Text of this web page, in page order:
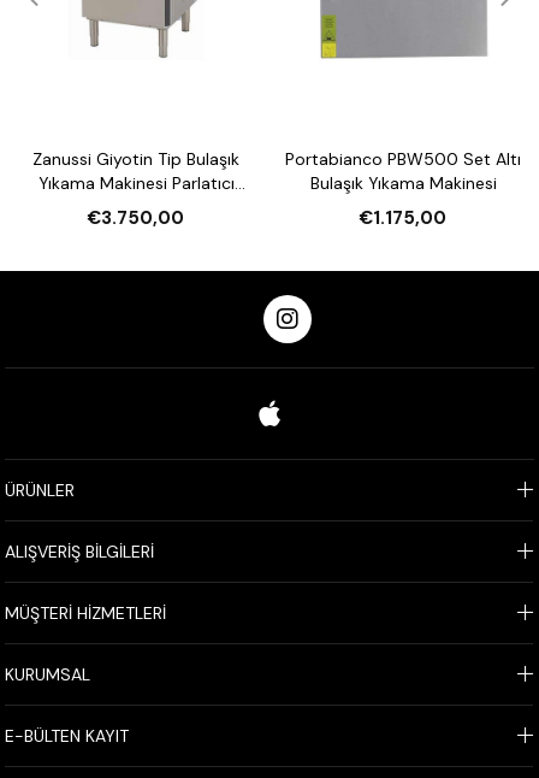
Zanussi Giyotin Tip Bulaşık
Yıkama Makinesi Parlatıcı
Pompalı
€3.750,00
Portabianco PBW500 Set Altı
Bulaşık Yıkama Makinesi
€1.175,00
ÜRÜNLER
ALIŞVERİŞ BİLGİLERİ
MÜŞTERİ HİZMETLERİ
KURUMSAL
E-BÜLTEN KAYIT